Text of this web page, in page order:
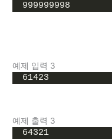
999999998
예제 입력 3
61423
예제 출력 3
64321